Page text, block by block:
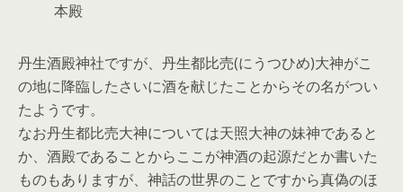
本殿
丹生酒殿神社ですが、丹生都比売(にうつひめ)大神がこ
の地に降臨したさいに酒を献じたことからその名がつい
たようです。
なお丹生都比売大神については天照大神の妹神であると
か、酒殿であることからここが神酒の起源だとか書いた
ものもありますが、神話の世界のことですから真偽のほ